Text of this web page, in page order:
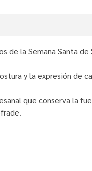
de la Semana Santa de
y la expresión de
que conserva la